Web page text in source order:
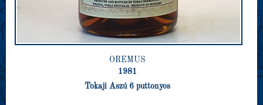
OREMUS
1981
Tokaji Aszú 6 puttonyos